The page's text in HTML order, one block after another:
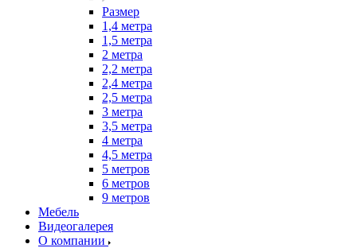
Размер
1,4 метра
1,5 метра
2 метра
2,2 метра
2,4 метра
2,5 метра
3 метра
3,5 метра
4 метра
4,5 метра
5 метров
6 метров
9 метров
Мебель
Видеогалерея
О компании